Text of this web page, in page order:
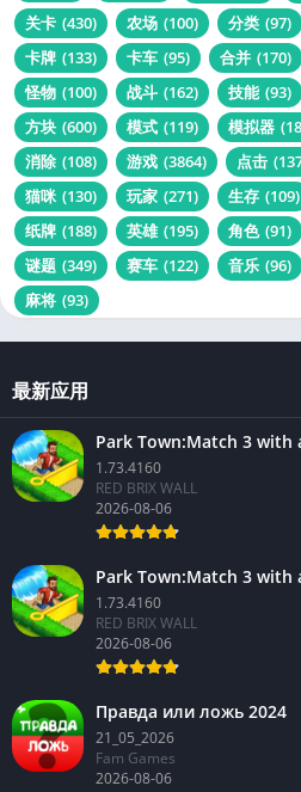
关卡 (430) 农场 (100) 分类 (97)
卡牌 (133) 卡车 (95) 合并 (170)
怪物 (100) 战斗 (162) 技能 (93)
方块 (600) 模式 (119) 模拟器
消除 (108) 游戏 (3864) 点击
猫咪 (130) 玩家 (271) 生存 (109)
纸牌 (188) 英雄 (195) 角色 (91)
谜题 (349) 赛车 (122) 音乐 (96)
麻将 (93)
最新应用
Park Town:Match 3 with
1.73.4160
RED BRIX WALL
2026-08-06
Park Town:Match 3 with
1.73.4160
RED BRIX WALL
2026-08-06
Правда или ложь 2024
21_05_2026
Fam Games
2026-08-06